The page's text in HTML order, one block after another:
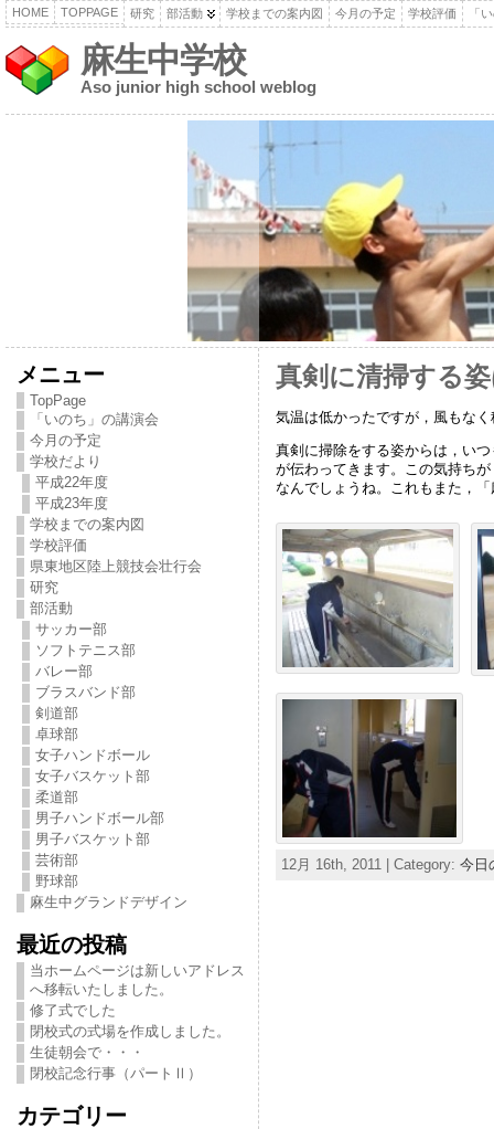
HOME TOPPAGE 研究 部活動 学校までの案内図 今月の予定 学校評価 「
麻生中学校
Aso junior high school weblog
メニュー
TopPage
「いのち」の講演会
今月の予定
学校だより
平成22年度
平成23年度
学校までの案内図
学校評価
県東地区陸上競技会壮行会
研究
部活動
サッカー部
ソフトテニス部
バレー部
ブラスバンド部
剣道部
卓球部
女子ハンドボール
女子バスケット部
柔道部
男子ハンドボール部
男子バスケット部
芸術部
野球部
麻生中グランドデザイン
最近の投稿
当ホームページは新しいアドレス
へ移転いたしました。
修了式でした
閉校式の式場を作成しました。
生徒朝会で・・・
閉校記念行事（パートⅡ）
カテゴリー
真剣に清掃する
気温は低かったですが，風もな
真剣に掃除をする姿からは，い
が伝わってきます。この気持ち
なんでしょうね。これもまた，
12月 16th, 2011 | Category: 今日